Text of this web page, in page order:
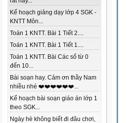
Kế hoạch giảng dạy lớp 4 SGK -
KNTT Môn...
Toán 1 KNTT. Bài 1 Tiết 2....
Toán 1 KNTT. Bài 1 Tiết 1....
Toán 1 KNTT. Bài Các số từ 0
đến 10...
Bài soạn hay. Cảm ơn thầy Nam
nhiều nhé ❤️❤️❤️❤️❤️❤️...
Kế hoạch bài soạn giáo án lớp 1
theo SGK...
Ngày hè không biết đi đâu chơi,